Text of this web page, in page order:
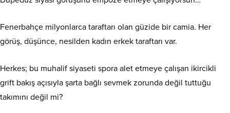
Fenerbahçe milyonlarca taraftarı olan güzide bir camia. Her
görüş, düşünce, nesilden kadın erkek taraftarı var.
Herkes; bu muhalif siyaseti spora alet etmeye çalışan ikircikli
grift bakış açısıyla şarta bağlı sevmek zorunda değil tuttuğu
takımını değil mi?